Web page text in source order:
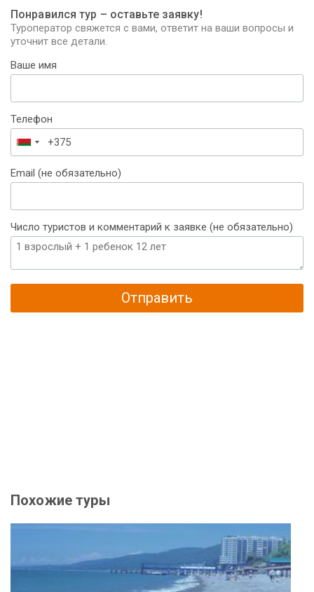
Понравился тур – оставьте заявку!
Туроператор свяжется с вами, ответит на ваши вопросы и
уточнит все детали.
Ваше имя
Телефон
Беларусь
+375
Email (не обязательно)
Число туристов и комментарий к заявке (не обязательно)
Отправить
Похожие туры